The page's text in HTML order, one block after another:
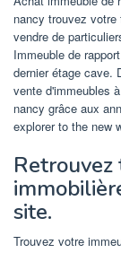
nancy trouvez
vendre de
Immeuble de
dernier étage cave.
vente d'immeubles
nancy grâce aux
explorer to the new
site.
Trouvez votre